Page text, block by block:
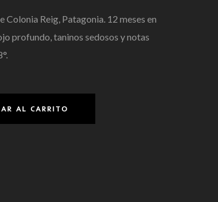
Reig, Patagonia. 12 meses en
profundo, taninos sedosos y notas
AL CARRITO